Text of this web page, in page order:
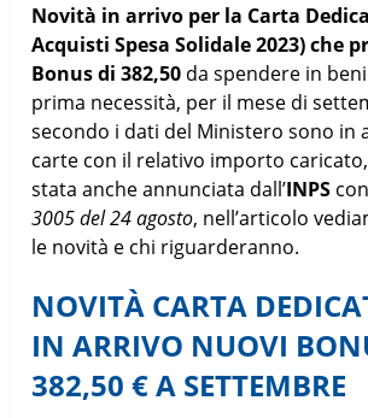
Novità in arrivo per la Carta
Acquisti Spesa Solidale 2023) che
Bonus di 382,50 da spendere in
prima necessità, per il mese di
secondo i dati del Ministero sono in
carte con il relativo importo
stata anche annunciata dall’INPS
3005 del 24 agosto, nell’articolo
le novità e chi riguarderanno.
NOVITÀ CARTA
IN ARRIVO NUOVI
382,50 € A SETTEMBRE